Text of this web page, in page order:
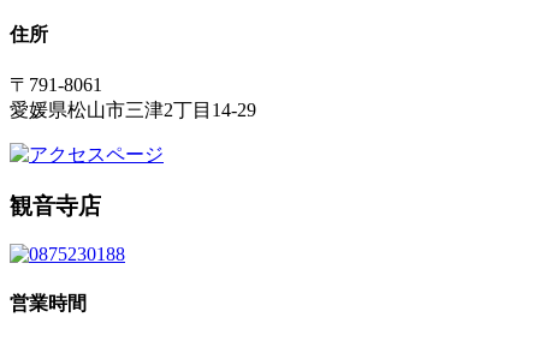
住所
〒791-8061
愛媛県松山市三津2丁目14-29
観音寺店
営業時間